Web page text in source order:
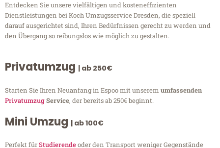
Entdecken Sie unsere vielfältigen und kosteneffizienten
Dienstleistungen bei Koch Umzugsservice Dresden, die speziell
darauf ausgerichtet sind, Ihren Bedürfnissen gerecht zu werden und
den Übergang so reibungslos wie möglich zu gestalten.
Privatumzug | ab 250€
Starten Sie Ihren Neuanfang in Espoo mit unserem umfassenden
PrivatumzugService, der bereits ab 250€ beginnt.
Mini Umzug | ab 100€
Perfekt fürStudierendeoder den Transport weniger Gegenstände